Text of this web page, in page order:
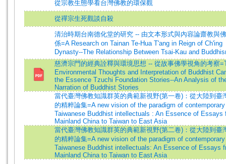
從宗教生態學看台灣佛教的環保觀
從禪宗生死觀談自殺
清治時期台南德化堂的研究 -- 由文本形式與內容論齋教與
係=A Research on Tainan Te-Hua T'ang in Reign of Ch'ing
Dynasty--The Relationship Between Tsai-Kau and
慈濟宗門的經典詮釋與環境思想 -- 從故事佛學視角的考察
Environmental Thoughts and Interpretation of Buddhist
the Essence Tzuchi Foundation Stories--An Analysis of
Narration of Buddhist Stories
當代臺灣佛教知識群英的典範新視野(第一卷)：從大陸到臺
的精粹論集=A new vision of the paradigm of contemporary
Taiwanese Buddhist intellectuals : An Essence of Essays
Mainland China to Taiwan to East Asia
當代臺灣佛教知識群英的典範新視野(第二卷)：從大陸到臺
的精粹論集=A new vision of the paradigm of contemporary
Taiwanese Buddhist intellectuals: An Essence of Essays
Mainland China to Taiwan to East Asia